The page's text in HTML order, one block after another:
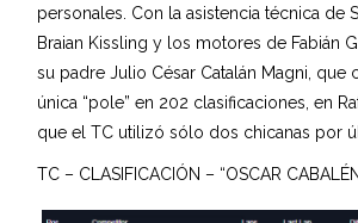
personales. Con la asistencia técnica de
Braian Kissling y los motores de Fabián
su padre Julio César Catalán Magni, que
única “pole” en 202 clasificaciones, en
que el TC utilizó sólo dos chicanas por
TC – CLASIFICACIÓN – “OSCAR